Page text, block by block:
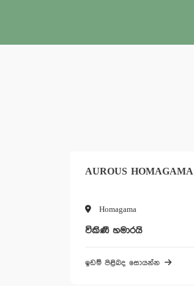
AUROUS HOMAGAMA
Homagama
විකිණී හමාරයි
ඉඩම් පිළිබද සොයන්න